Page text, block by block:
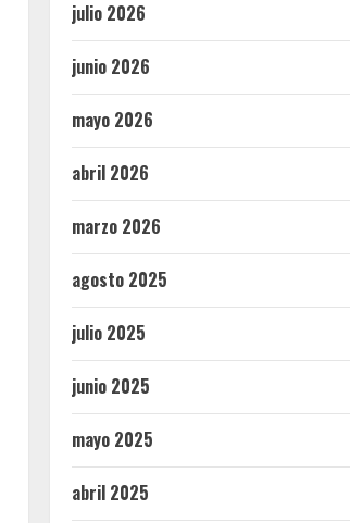
julio 2026
junio 2026
mayo 2026
abril 2026
marzo 2026
agosto 2025
julio 2025
junio 2025
mayo 2025
abril 2025